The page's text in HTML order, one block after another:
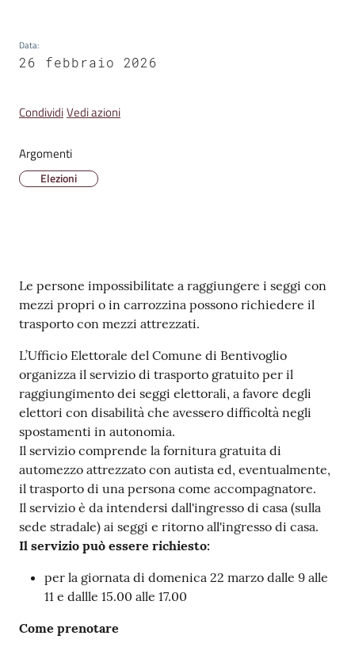
o
r
o
o
l
i
gli
argomenti...
Seguici
su
Data:
26 febbraio 2026
CondividiVedi azioni
Argomenti
Elezioni
Contenuto
Le persone impossibilitate a raggiungere i seggi con
mezzi propri o in carrozzina possono richiedere il
trasporto con mezzi attrezzati.
L’Ufficio Elettorale del Comune di Bentivoglio
organizza il servizio di trasporto gratuito per il
raggiungimento dei seggi elettorali, a favore degli
elettori con disabilità che avessero difficoltà negli
spostamenti in autonomia.
Il servizio comprende la fornitura gratuita di
automezzo attrezzato con autista ed, eventualmente,
il trasporto di una persona come accompagnatore.
Il servizio è da intendersi dall'ingresso di casa (sulla
sede stradale) ai seggi e ritorno all'ingresso di casa.
Il servizio può essere richiesto:
per la giornata di domenica 22 marzo dalle 9 alle
11 e dallle 15.00 alle 17.00
Come prenotare